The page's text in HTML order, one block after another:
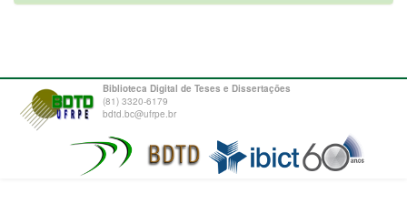
Biblioteca Digital de Teses e Dissertações
(81) 3320-6179
bdtd.bc@ufrpe.br